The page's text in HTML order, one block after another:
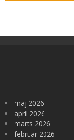
maj 2026
april 2026
marts 2026
februar 2026